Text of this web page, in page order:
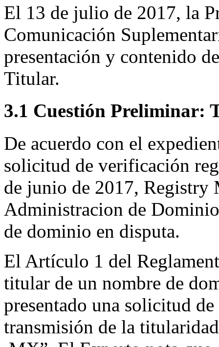
El 13 de julio de 2017, la
Comunicación
presentación y contenido
Titular.
3.1 Cuestión Preliminar:
De acuerdo con el
solicitud de verificación
de junio de 2017,
Administracion de
de dominio en disputa.
El Artículo 1 del
titular de un nombre de
presentado una solicitud
transmisión de la